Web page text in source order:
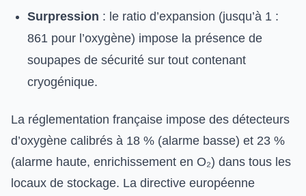
Surpression : le ratio d’expansion (jusqu’à 1 :
861 pour l’oxygène) impose la présence de
soupapes de sécurité sur tout contenant
cryogénique.
La réglementation française impose des détecteurs
d’oxygène calibrés à 18 % (alarme basse) et 23 %
(alarme haute, enrichissement en O₂) dans tous les
locaux de stockage. La directive européenne